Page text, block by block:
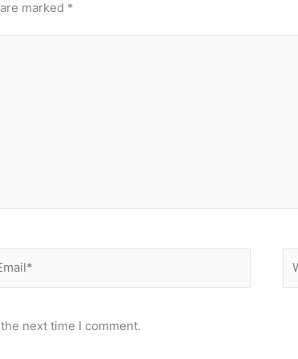
marked *
next time I comment.